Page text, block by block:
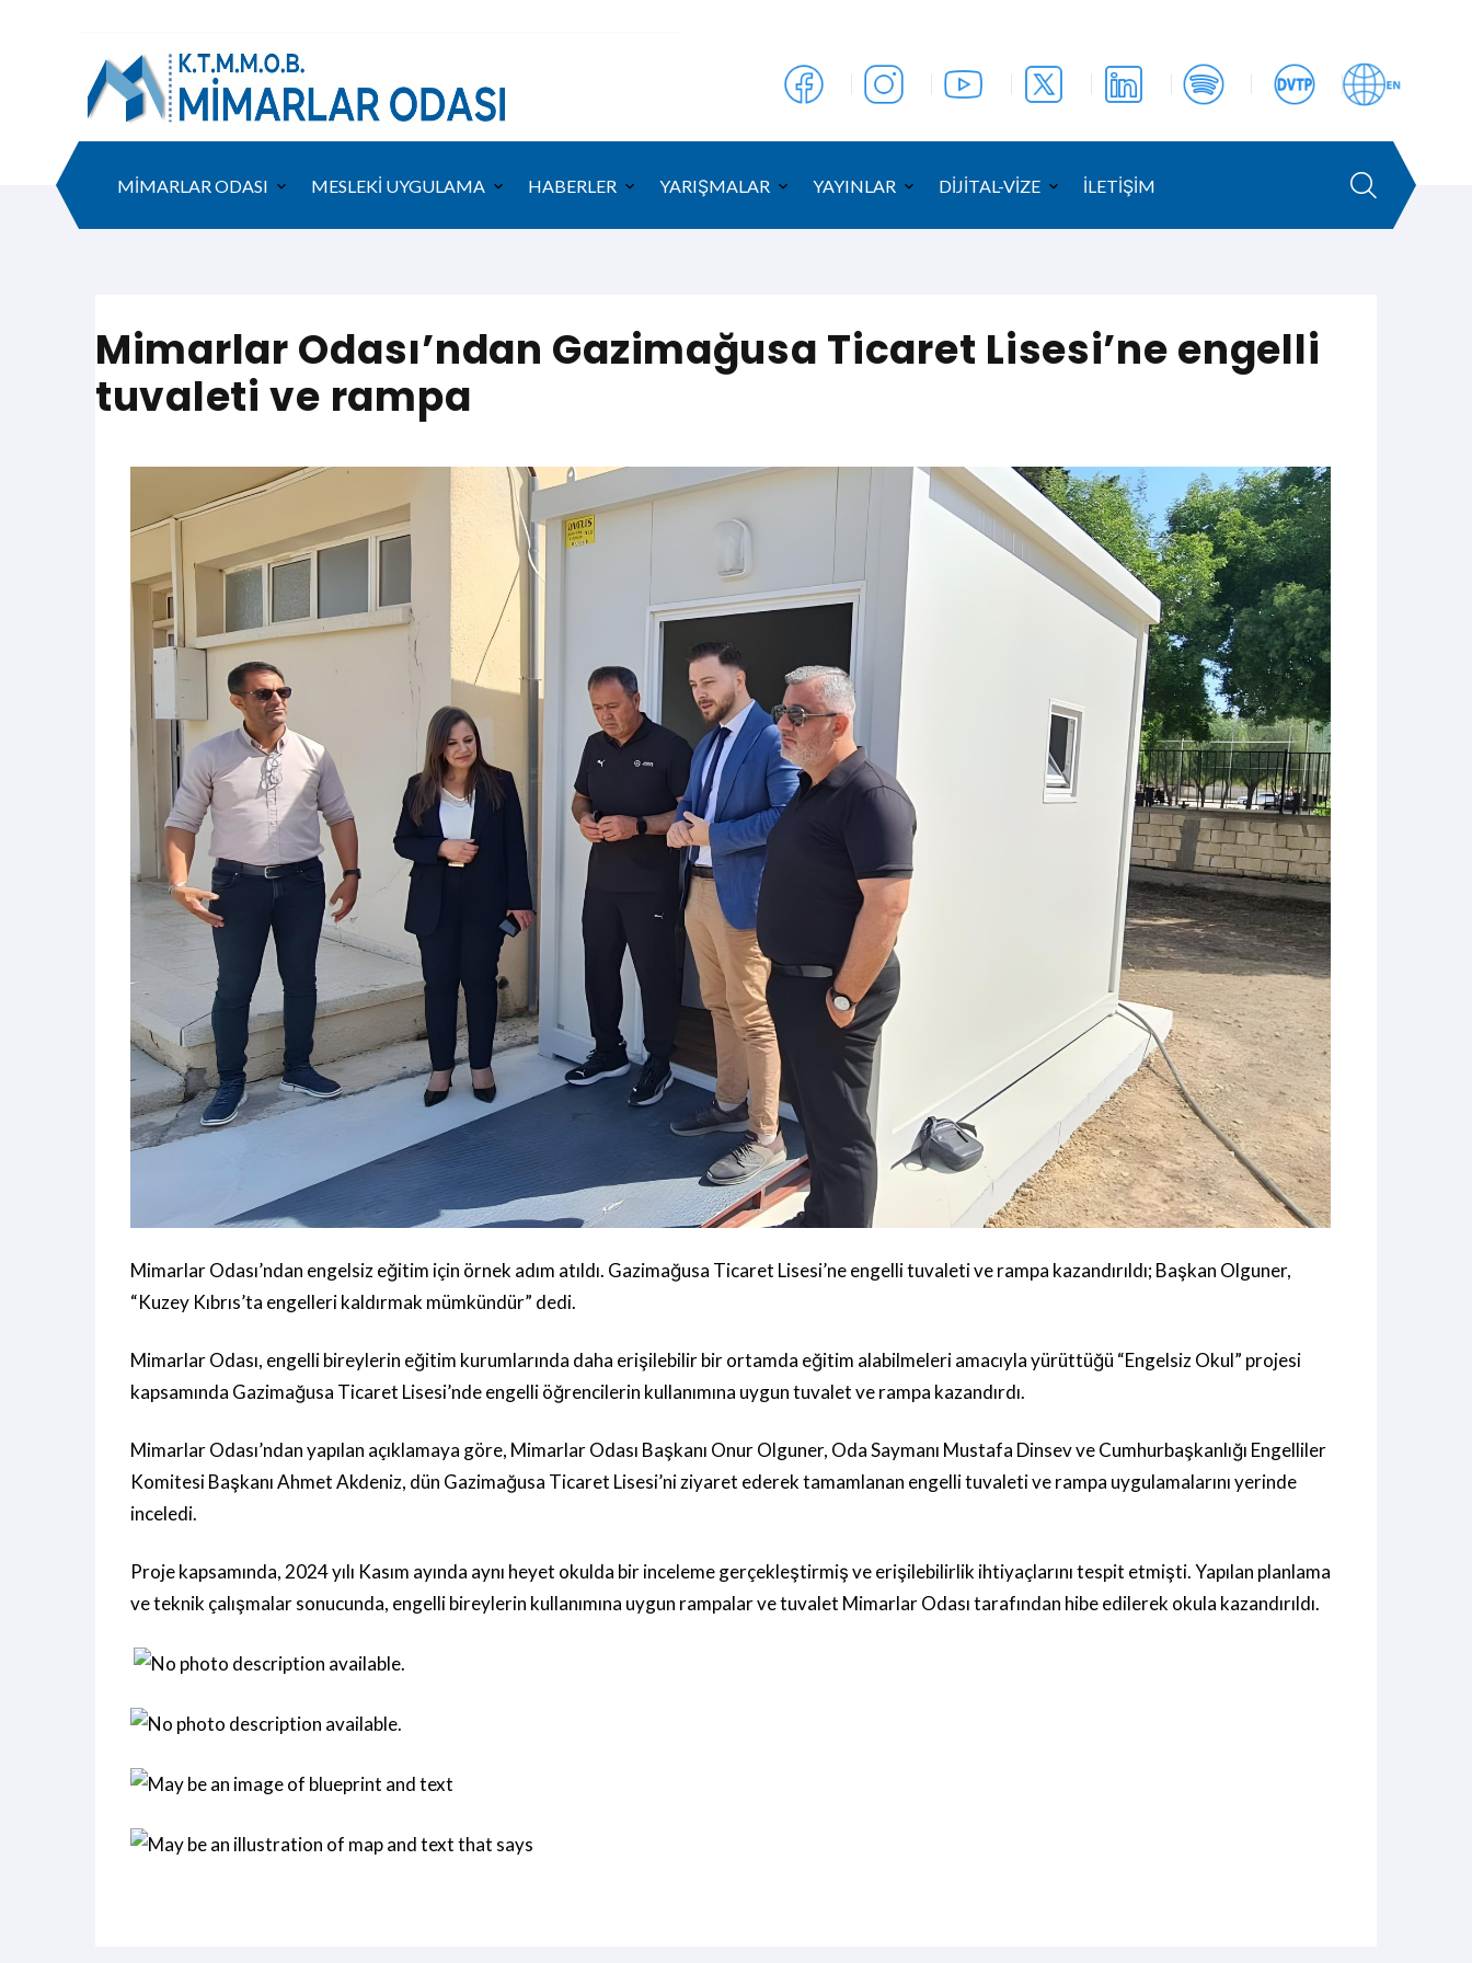
MİMARLAR ODASI MESLEKİ UYGULAMA HABERLER YARIŞMALAR YAYINLAR DİJİTAL-VİZE İLETİŞİM
Mimarlar Odası’ndan Gazimağusa Ticaret Lisesi’ne engelli
tuvaleti ve rampa
Mimarlar Odası’ndan engelsiz eğitim için örnek adım atıldı. Gazimağusa Ticaret Lisesi’ne engelli tuvaleti ve rampa kazandırıldı; Başkan Olguner,
“Kuzey Kıbrıs’ta engelleri kaldırmak mümkündür” dedi.
Mimarlar Odası, engelli bireylerin eğitim kurumlarında daha erişilebilir bir ortamda eğitim alabilmeleri amacıyla yürüttüğü “Engelsiz Okul” projesi
kapsamında Gazimağusa Ticaret Lisesi’nde engelli öğrencilerin kullanımına uygun tuvalet ve rampa kazandırdı.
Mimarlar Odası’ndan yapılan açıklamaya göre, Mimarlar Odası Başkanı Onur Olguner, Oda Saymanı Mustafa Dinsev ve Cumhurbaşkanlığı Engelliler
Komitesi Başkanı Ahmet Akdeniz, dün Gazimağusa Ticaret Lisesi’ni ziyaret ederek tamamlanan engelli tuvaleti ve rampa uygulamalarını yerinde
inceledi.
Proje kapsamında, 2024 yılı Kasım ayında aynı heyet okulda bir inceleme gerçekleştirmiş ve erişilebilirlik ihtiyaçlarını tespit etmişti. Yapılan planlama
ve teknik çalışmalar sonucunda, engelli bireylerin kullanımına uygun rampalar ve tuvalet Mimarlar Odası tarafından hibe edilerek okula kazandırıldı.